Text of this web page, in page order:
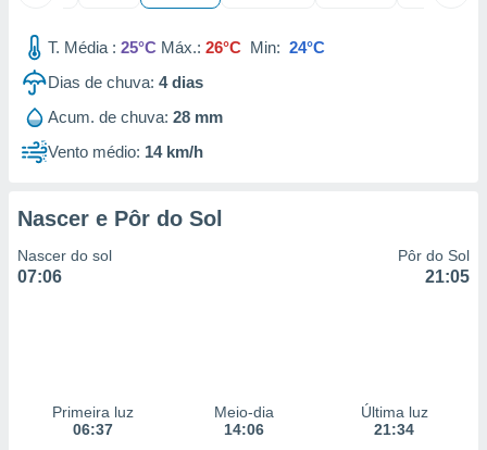
T. Média : 25°C Máx.: 26°C Min: 24°C
Dias de chuva: 4dias
Acum. de chuva: 28 mm
Vento médio: 14 km/h
Nascer e Pôr do Sol
Nascer do sol
07:06
Pôr do Sol
21:05
Primeira luz
06:37
Meio-dia
14:06
Última luz
21:34